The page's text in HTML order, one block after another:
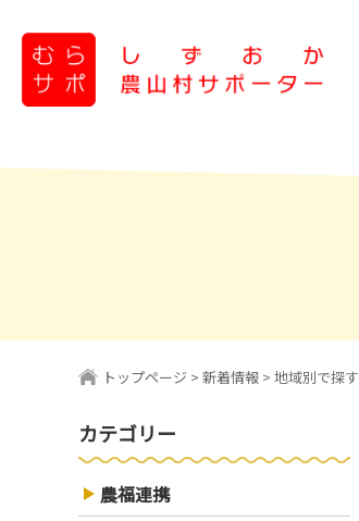
へ
トップページ > 新着情報 > 地域別で探す
カテゴリー
農福連携